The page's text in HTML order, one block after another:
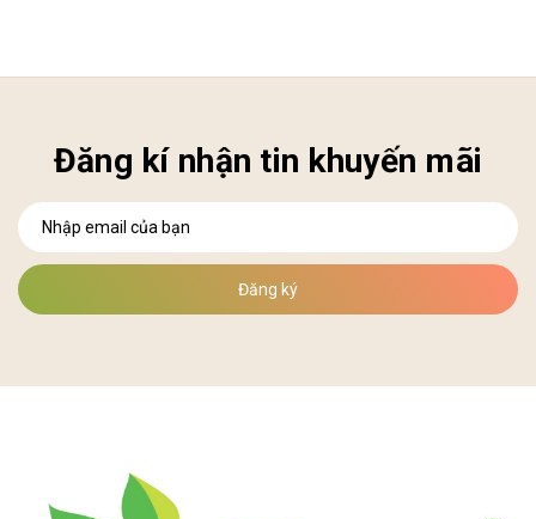
Đăng kí nhận tin khuyến mãi
Đăng ký